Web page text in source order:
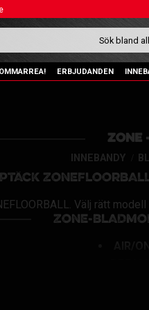
ERBJUDANDEN
ZONE
INNEBANDY
Välj rätt
ZONE-